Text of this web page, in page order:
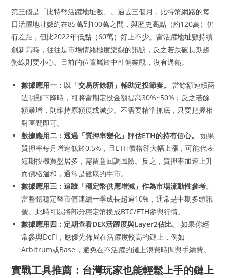
第三個是「比特幣活躍地址數」。過去三個月，比特幣網路的每
日活躍地址數約在85萬到100萬之間，與歷史高點（約120萬）仍
有差距，但比2022年低點（60萬）好上不少。當活躍地址數持續
創新高時，往往是市場情緒極度樂觀的訊號，反之若跌破長期趨
勢線則要小心。目前的位置屬於中性偏樂觀，沒有過熱。
數據應用一：以「交易所餘額」輔助定投節奏。
當餘額連續兩
週明顯下降時，可將當期定投金額提高30%~50%；反之若餘
額暴增，則維持原額度或減少。不需要精準抓底，只要把握相
對區間即可。
數據應用二：透過「質押率變化」評估ETH的持有信心。
如果
質押率每月增速低於0.5%，且ETH價格卻大幅上漲，可能代表
短期投機買盤居多，需留意回調風險。反之，質押率加速上升
而價格溫和，通常是健康的牛市。
數據應用三：追蹤「穩定幣供應增減」作為市場流動性參考。
當整體穩定幣市值連續一季成長超過10%，通常是中期多頭訊
號。此時可以將部分穩定幣換成BTC/ETH參與行情。
數據應用四：定期查看DEX活躍度與Layer2佔比。
如果你經
常參與DeFi，應優先佈局在活躍度較高的鏈上，例如
Arbitrum或Base，避免在不活躍的鏈上浪費時間與手續費。
實戰工具推薦：台灣玩家也能輕鬆上手的鏈上